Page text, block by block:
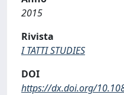
2015
Rivista
I TATTI STUDIES
DOI
https://dx.doi.org/